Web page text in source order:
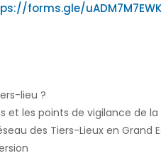
forms.gle/
lieu ?
et les points de vigilance de
des Tiers-Lieux en